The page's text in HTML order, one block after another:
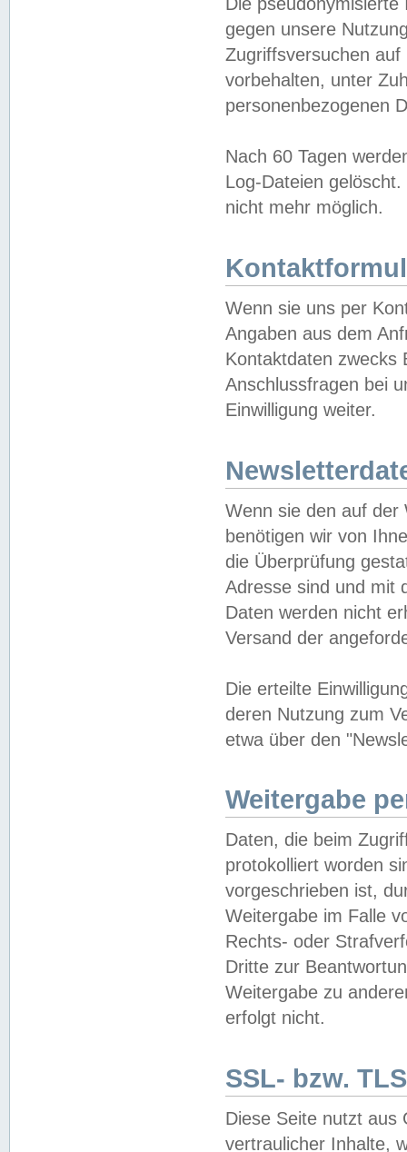
gegen unsere
Zugriffsversuchen
vorbehalten, unter
personenbezogenen
Nach 60 Tagen
Log-Dateien
nicht mehr möglich.
Wenn sie uns per
Angaben aus dem
Kontaktdaten zwecks
Anschlussfragen bei
Einwilligung weiter.
Wenn sie den auf der
benötigen wir von
die Überprüfung
Adresse sind und mit
Daten werden nicht
Versand der
Die erteilte
deren Nutzung zum
etwa über den
Weitergabe
Daten, die beim
protokolliert worden
vorgeschrieben ist,
Weitergabe im Falle
Rechts- oder
Dritte zur
Weitergabe zu
erfolgt nicht.
SSL- bzw.
Diese Seite nutzt aus
vertraulicher Inhalte,